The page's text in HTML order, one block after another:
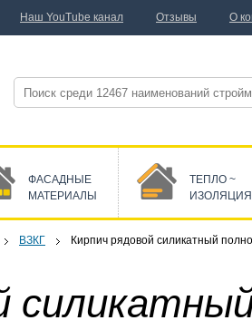
ВЗКГ Кирпич рядовой силикатный
ФАСАДНЫЕ
МАТЕРИАЛЫ
ТЕПЛО ~
ИЗОЛЯЦИЯ
Наш YouTube канал Отзывы О